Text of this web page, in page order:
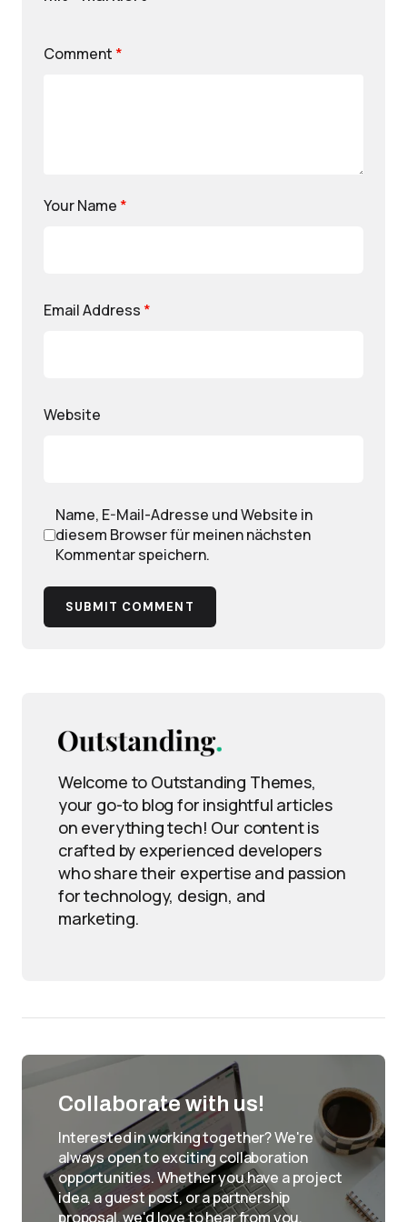
Comment *
Your Name *
Email Address *
Website
Name, E-Mail-Adresse und Website in
diesem Browser für meinen nächsten
Kommentar speichern.
SUBMIT COMMENT
Welcome to Outstanding Themes,
your go-to blog for insightful articles
on everything tech! Our content is
crafted by experienced developers
who share their expertise and passion
for technology, design, and
marketing.
Collaborate with us!
Interested in working together? We're
always open to exciting collaboration
opportunities. Whether you have a project
idea, a guest post, or a partnership
proposal, we'd love to hear from you.